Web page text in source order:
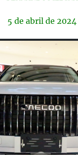
5 de abril de 2024